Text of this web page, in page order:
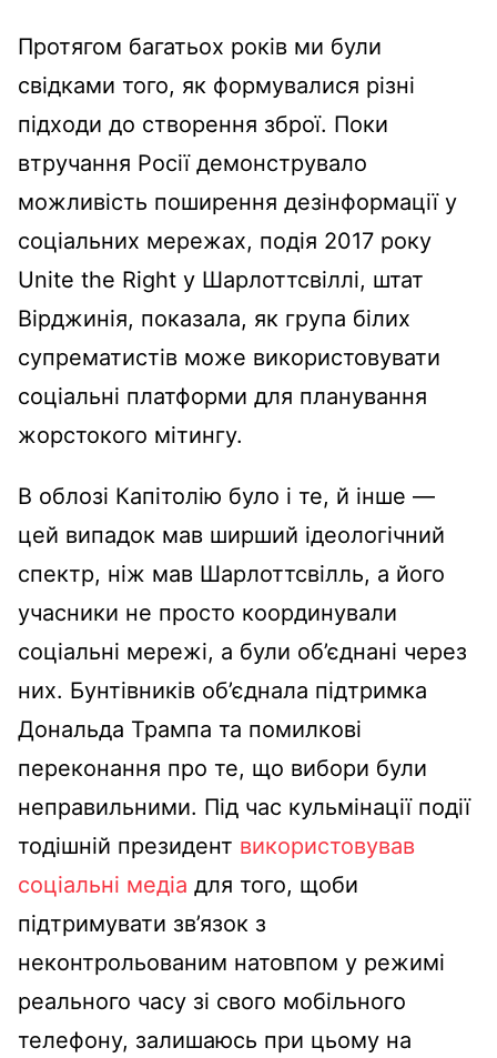
Протягом багатьох років ми були
свідками того, як формувалися різні
підходи до створення зброї. Поки
втручання Росії демонструвало
можливість поширення дезінформації у
соціальних мережах, подія 2017 року
Unite the Right у Шарлоттсвіллі, штат
Вірджинія, показала, як група білих
супрематистів може використовувати
соціальні платформи для планування
жорстокого мітингу.
В облозі Капітолію було і те, й інше —
цей випадок мав ширший ідеологічний
спектр, ніж мав Шарлоттсвілль, а його
учасники не просто координували
соціальні мережі, а були об’єднані через
них. Бунтівників об’єднала підтримка
Дональда Трампа та помилкові
переконання про те, що вибори були
неправильними. Під час кульмінації події
тодішній президент використовував
соціальні медіа для того, щоби
підтримувати зв’язок з
неконтрольованим натовпом у режимі
реального часу зі свого мобільного
телефону, залишаюсь при цьому на